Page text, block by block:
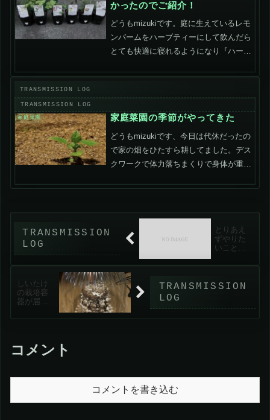
かったのでご紹介！
どうもmizukiです。庭に生えているレモ
ンバームをハーブティーにして飲んだら
とても快適に寝れるようになり『ハー
手に生えてくるのでコスパが最高に良
家庭菜園 家庭菜園の季節がやってきた
どうもmizukiです、今日は代休だったの
で家の畑をひたすら耕してました。デス
クワークで体力落ちまくりで身体が重く
ね。以下、ウチの今年植える予定の野菜
男爵・メイク...
とりあえ
ずやりた
いことリ
しいたけ
の栽培容
器が届き
【きのこ
コメント
コメントを書き込む